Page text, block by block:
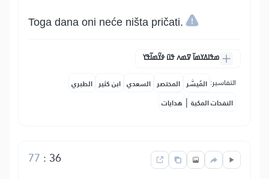
Toga dana oni neće ništa pričati.
ߘߟߊߡߌߘߊ߫ ߜߘߍ ߟߎ߫ ߦߌ߬ߘߊ߬ߟߌ
التفاسير: المُيسَّر المختصر السعدي ابن كثير الطبري
النفحات المكية | هدايات
36
:
77